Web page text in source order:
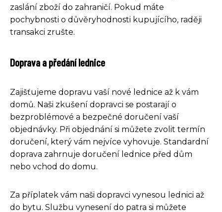
zaslání zboží do zahraničí. Pokud máte
pochybnosti o důvěryhodnosti kupujícího, raději
transakci zrušte.
Doprava a předání lednice
Zajišťujeme dopravu vaší nové lednice až k vám
domů. Naši zkušení dopravci se postarají o
bezproblémové a bezpečné doručení vaší
objednávky. Při objednání si můžete zvolit termín
doručení, který vám nejvíce vyhovuje. Standardní
doprava zahrnuje doručení lednice před dům
nebo vchod do domu.
Za příplatek vám naši dopravci vynesou lednici až
do bytu. Službu vynesení do patra si můžete